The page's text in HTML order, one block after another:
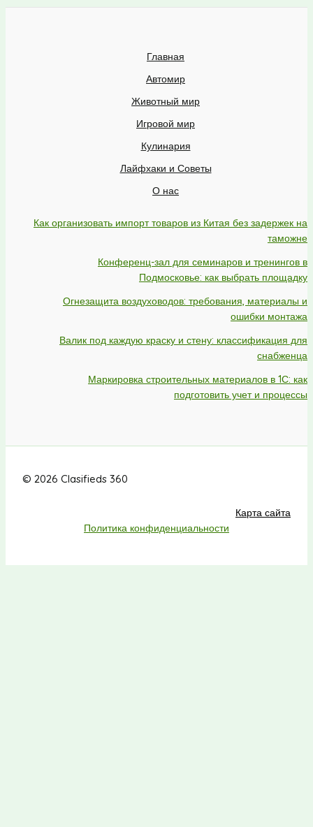
Главная
Автомир
Животный мир
Игровой мир
Кулинария
Лайфхаки и Советы
О нас
Как организовать импорт товаров из Китая без задержек на
таможне
Конференц-зал для семинаров и тренингов в
Подмосковье: как выбрать площадку
Огнезащита воздуховодов: требования, материалы и
ошибки монтажа
Валик под каждую краску и стену: классификация для
снабженца
Маркировка строительных материалов в 1С: как
подготовить учет и процессы
© 2026 Clasifieds 360
Карта сайта
Политика конфиденциальности